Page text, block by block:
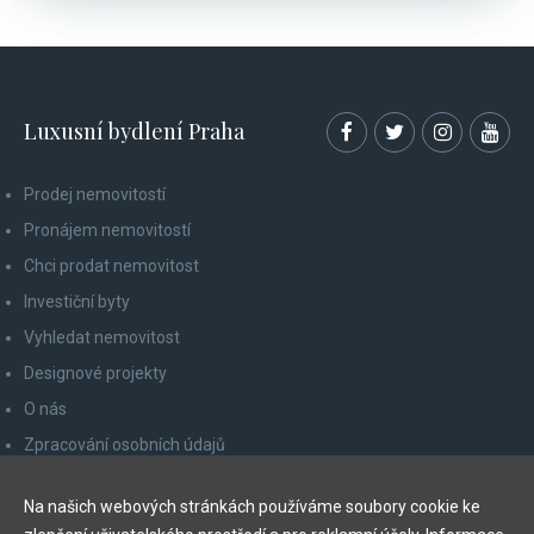
Luxusní bydlení Praha
Prodej nemovitostí
Pronájem nemovitostí
Chci prodat nemovitost
Investiční byty
Vyhledat nemovitost
Designové projekty
O nás
Zpracování osobních údajů
Odhlášení z newsletteru
Na našich webových stránkách používáme soubory cookie ke